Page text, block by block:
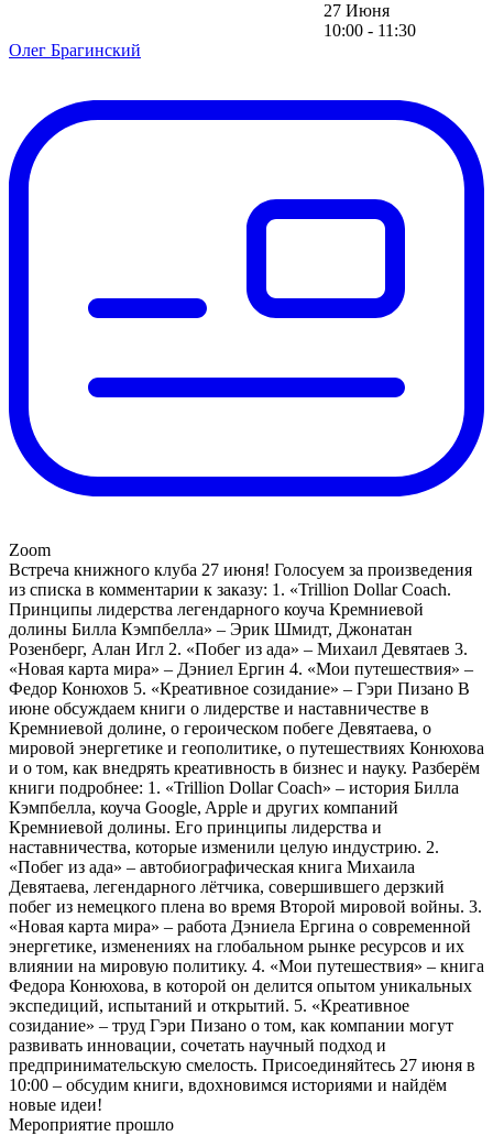
27 Июня
10:00 - 11:30
Олег Брагинский
Zoom
Встреча книжного клуба 27 июня! Голосуем за произведения
из списка в комментарии к заказу: 1. «Trillion Dollar Coach.
Принципы лидерства легендарного коуча Кремниевой
долины Билла Кэмпбелла» – Эрик Шмидт, Джонатан
Розенберг, Алан Игл 2. «Побег из ада» – Михаил Девятаев 3.
«Новая карта мира» – Дэниел Ергин 4. «Мои путешествия» –
Федор Конюхов 5. «Креативное созидание» – Гэри Пизано В
июне обсуждаем книги о лидерстве и наставничестве в
Кремниевой долине, о героическом побеге Девятаева, о
мировой энергетике и геополитике, о путешествиях Конюхова
и о том, как внедрять креативность в бизнес и науку. Разберём
книги подробнее: 1. «Trillion Dollar Coach» – история Билла
Кэмпбелла, коуча Google, Apple и других компаний
Кремниевой долины. Его принципы лидерства и
наставничества, которые изменили целую индустрию. 2.
«Побег из ада» – автобиографическая книга Михаила
Девятаева, легендарного лётчика, совершившего дерзкий
побег из немецкого плена во время Второй мировой войны. 3.
«Новая карта мира» – работа Дэниела Ергина о современной
энергетике, изменениях на глобальном рынке ресурсов и их
влиянии на мировую политику. 4. «Мои путешествия» – книга
Федора Конюхова, в которой он делится опытом уникальных
экспедиций, испытаний и открытий. 5. «Креативное
созидание» – труд Гэри Пизано о том, как компании могут
развивать инновации, сочетать научный подход и
предпринимательскую смелость. Присоединяйтесь 27 июня в
10:00 – обсудим книги, вдохновимся историями и найдём
новые идеи!
Мероприятие прошло